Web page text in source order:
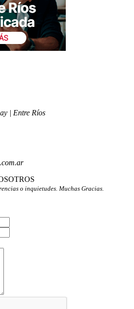
| Entre Ríos
o inquietudes. Muchas Gracias.